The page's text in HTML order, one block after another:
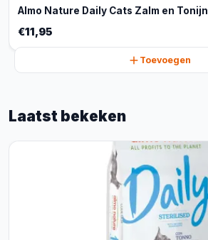
Almo Nature Daily Cats Zalm en Tonijn
€11,95
Toevoegen
Laatst bekeken